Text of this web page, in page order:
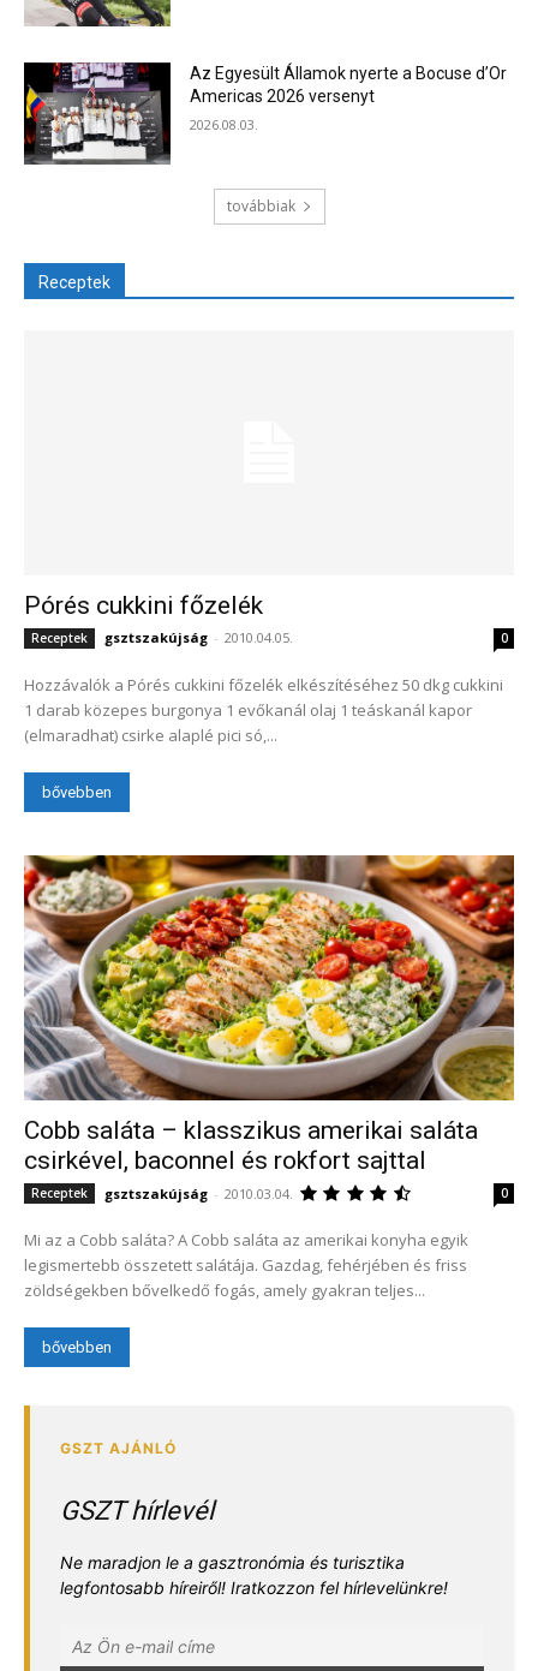
Az Egyesült Államok nyerte a Bocuse d’Or
Americas 2026 versenyt
2026.08.03.
továbbiak
Receptek
Pórés cukkini főzelék
Receptek gsztszakújság - 2010.04.05. 0
Hozzávalók a Pórés cukkini főzelék elkészítéséhez 50 dkg cukkini
1 darab közepes burgonya 1 evőkanál olaj 1 teáskanál kapor
(elmaradhat) csirke alaplé pici só,...
bővebben
Cobb saláta – klasszikus amerikai saláta
csirkével, baconnel és rokfort sajttal
Receptek gsztszakújság - 2010.03.04. 0
Mi az a Cobb saláta? A Cobb saláta az amerikai konyha egyik
legismertebb összetett salátája. Gazdag, fehérjében és friss
zöldségekben bővelkedő fogás, amely gyakran teljes...
bővebben
GSZT hírlevél
Ne maradjon le a gasztronómia és turisztika
legfontosabb híreiről! Iratkozzon fel hírlevelünkre!